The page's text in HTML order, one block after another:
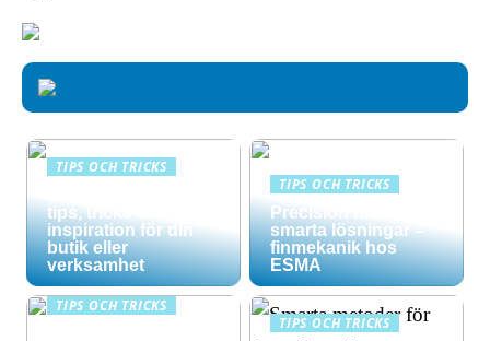
TIPS OCH TRICKS
tips, tricks och
inspiration för din
butik eller
verksamhet
TIPS OCH TRICKS
Precision möter
smarta lösningar –
finmekanik hos
ESMA
TIPS OCH TRICKS
TIPS OCH TRICKS